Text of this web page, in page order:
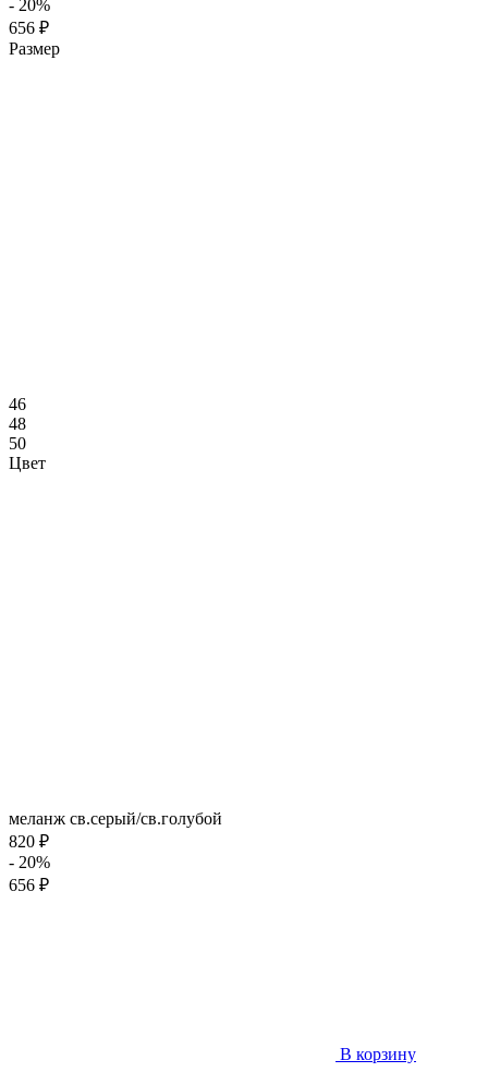
- 20%
656 ₽
Размер
46
48
50
Цвет
меланж св.серый/св.голубой
820 ₽
- 20%
656 ₽
В корзину